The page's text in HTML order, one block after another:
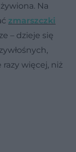
Na
zmarszczki
– dzieje się
więcej, niż